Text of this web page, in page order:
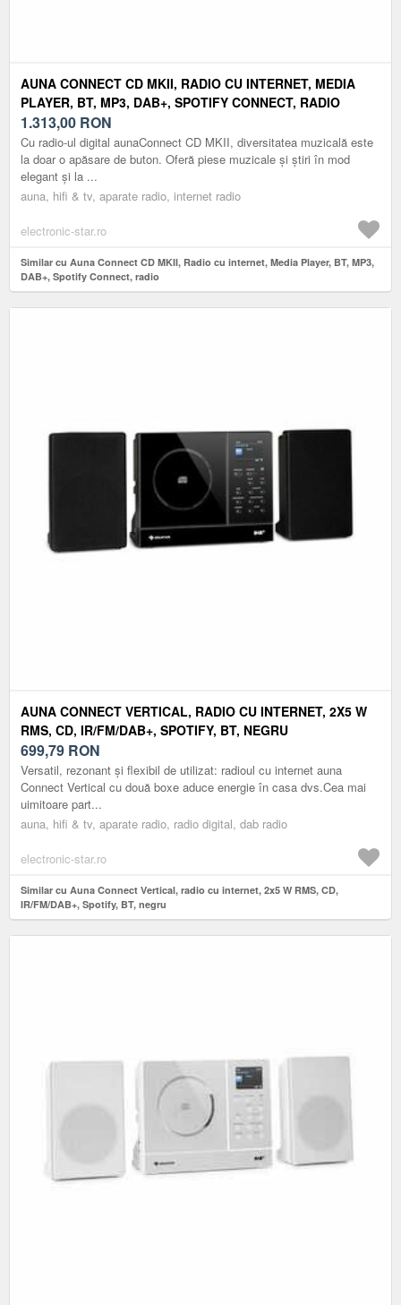
AUNA CONNECT CD MKII, RADIO CU INTERNET, MEDIA
PLAYER, BT, MP3, DAB+, SPOTIFY CONNECT, RADIO
1.313,00 RON
Cu radio-ul digital aunaConnect CD MKII, diversitatea muzicală este
la doar o apăsare de buton. Oferă piese muzicale și știri în mod
elegant și la ...
auna, hifi & tv, aparate radio, internet radio
electronic-star.ro
Similar cu Auna Connect CD MKII, Radio cu internet, Media Player, BT, MP3,
DAB+, Spotify Connect, radio
AUNA CONNECT VERTICAL, RADIO CU INTERNET, 2X5 W
RMS, CD, IR/FM/DAB+, SPOTIFY, BT, NEGRU
699,79 RON
Versatil, rezonant și flexibil de utilizat: radioul cu internet auna
Connect Vertical cu două boxe aduce energie în casa dvs.Cea mai
uimitoare part...
auna, hifi & tv, aparate radio, radio digital, dab radio
electronic-star.ro
Similar cu Auna Connect Vertical, radio cu internet, 2x5 W RMS, CD,
IR/FM/DAB+, Spotify, BT, negru